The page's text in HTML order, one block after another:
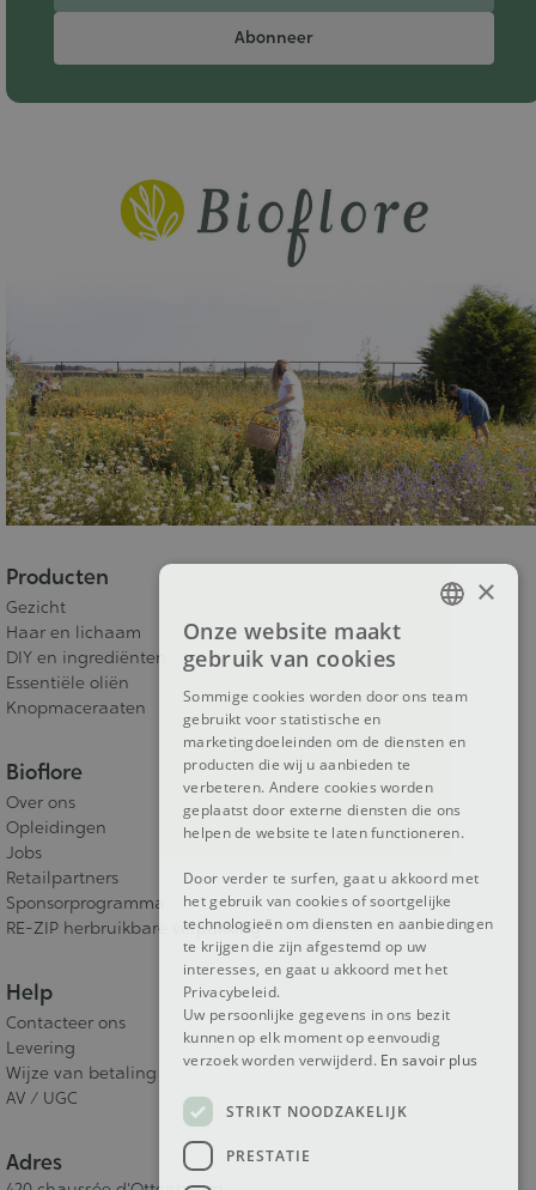
Producten
Gezicht
Haar en lichaam
DIY en ingrediënten
Essentiële oliën
Knopmaceraaten
Bioflore
Over ons
Opleidingen
Jobs
Retailpartners
Sponsorprogramma
RE-ZIP herbruikbare verpakking
Help
Contacteer ons
Levering
Wijze van betaling
AV / UGC
Adres
Abonneer
×
Onze website maakt
gebruik van cookies
Sommige cookies worden door ons team
gebruikt voor statistische en
marketingdoeleinden om de diensten en
producten die wij u aanbieden te
verbeteren. Andere cookies worden
geplaatst door externe diensten die ons
helpen de website te laten functioneren.
Door verder te surfen, gaat u akkoord met
het gebruik van cookies of soortgelijke
technologieën om diensten en aanbiedingen
te krijgen die zijn afgestemd op uw
interesses, en gaat u akkoord met het
Privacybeleid.
Uw persoonlijke gegevens in ons bezit
kunnen op elk moment op eenvoudig
verzoek worden verwijderd. En savoir plus
STRIKT NOODZAKELIJK
PRESTATIE